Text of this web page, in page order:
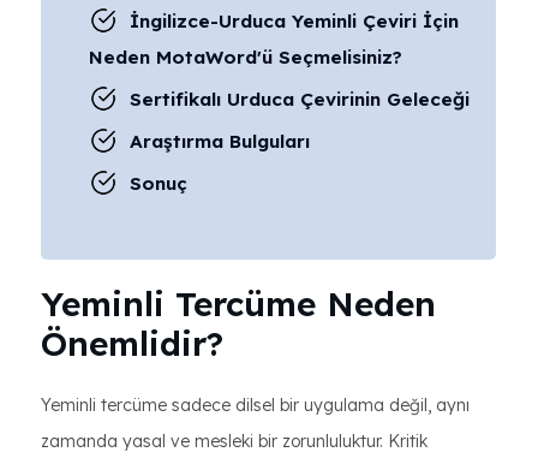
İngilizce-Urduca Yeminli Çeviri İçin
Neden MotaWord'ü Seçmelisiniz?
Sertifikalı Urduca Çevirinin Geleceği
Araştırma Bulguları
Sonuç
Yeminli Tercüme Neden
Önemlidir?
Yeminli tercüme sadece dilsel bir uygulama değil, aynı
zamanda yasal ve mesleki bir zorunluluktur. Kritik